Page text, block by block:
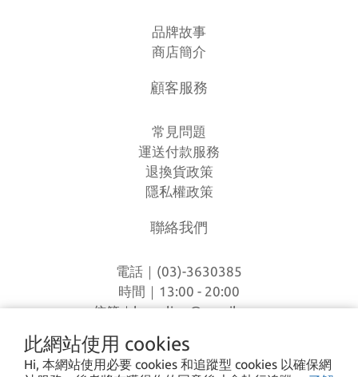
此網站使用 cookies
Hi, 本網站使用必要 cookies 和追蹤型 cookies 以確保網
品牌故事
商店簡介
顧客服務
常見問題
運送付款服務
退換貨政策
隱私權政策
聯絡我們
電話｜(03)-3630385
時間｜13:00 - 20:00
信箱｜loverlien@gmail.com
地址｜桃園市八德區和平路1168巷7號